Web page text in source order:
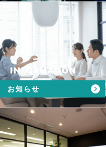
INFORMATION
お知らせ